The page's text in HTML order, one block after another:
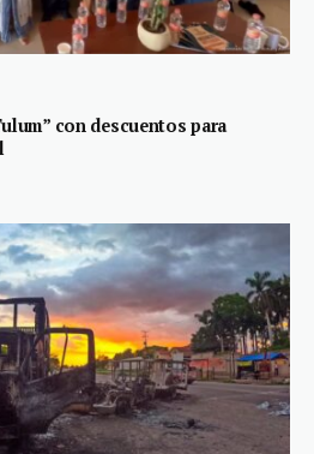
con descuentos para